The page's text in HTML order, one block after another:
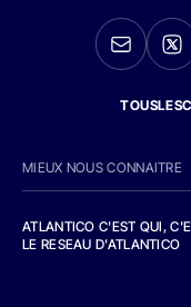
MIEUX NOUS CONNAITRE
ATLANTICO C'EST QUI,
LE RESEAU D'ATLANTICO